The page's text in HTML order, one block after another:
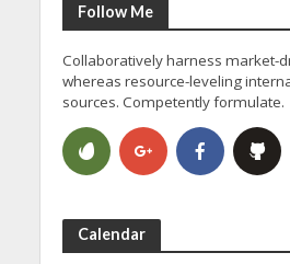
Follow Me
Collaboratively harness market-
whereas resource-leveling
sources. Competently formulate.
Calendar